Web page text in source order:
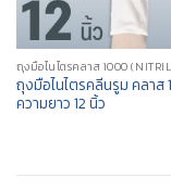
ถุงมือไนไตรคลีนรูม คลาส
ความยาว 12 นิ้ว